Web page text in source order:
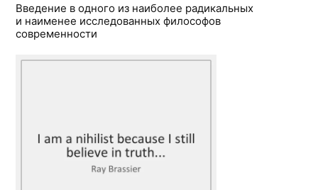
Введение в одного из наиболее радикальных
и наименее исследованных философов
современности